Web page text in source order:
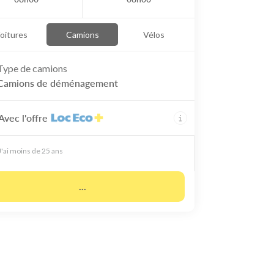
Camions Vélos
decamions
de déménagement
l'offre
moins de 25 ans